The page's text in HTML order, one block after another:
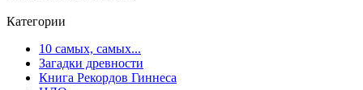
Категории
10 самых, самых...
Загадки древности
Книга Рекордов Гиннеса